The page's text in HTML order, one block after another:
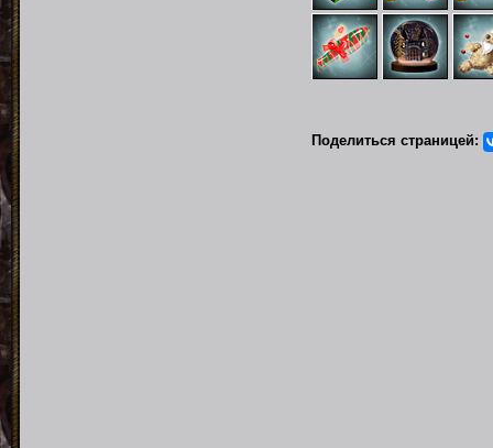
Поделиться страницей: